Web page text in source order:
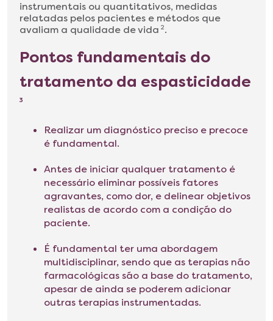
instrumentais ou quantitativos, medidas
relatadas pelos pacientes e métodos que
avaliam a qualidade de vida 2.
Pontos fundamentais do
tratamento da espasticidade
3
Realizar um diagnóstico preciso e precoce
é fundamental.
Antes de iniciar qualquer tratamento é
necessário eliminar possíveis fatores
agravantes, como dor, e delinear objetivos
realistas de acordo com a condição do
paciente.
É fundamental ter uma abordagem
multidisciplinar, sendo que as terapias não
farmacológicas são a base do tratamento,
apesar de ainda se poderem adicionar
outras terapias instrumentadas.